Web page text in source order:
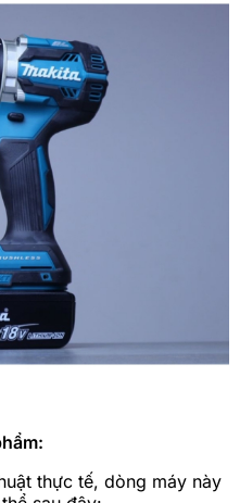
thực tế, dòng máy này